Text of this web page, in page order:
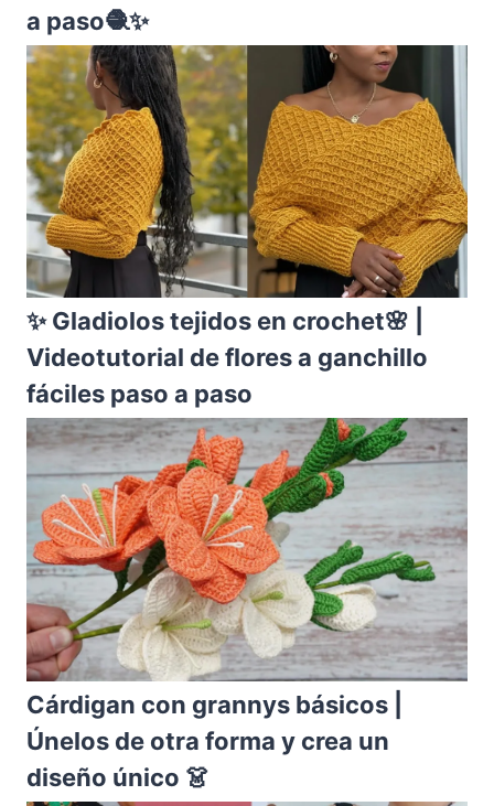
a paso🧶✨
✨ Gladiolos tejidos en crochet🌸 |
Videotutorial de flores a ganchillo
fáciles paso a paso
Cárdigan con grannys básicos |
Únelos de otra forma y crea un
diseño único 👗